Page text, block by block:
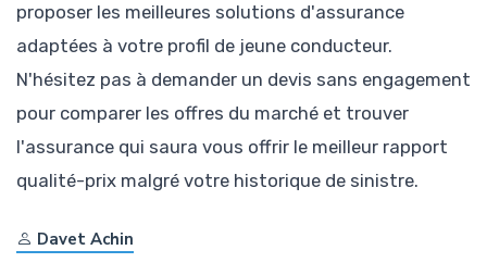
proposer les meilleures solutions d'assurance
adaptées à votre profil de jeune conducteur.
N'hésitez pas à demander un devis sans engagement
pour comparer les offres du marché et trouver
l'assurance qui saura vous offrir le meilleur rapport
qualité-prix malgré votre historique de sinistre.
Davet Achin